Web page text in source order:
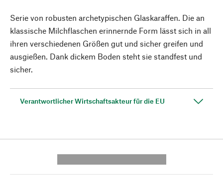
Serie von robusten archetypischen Glaskaraffen. Die an
klassische Milchflaschen erinnernde Form lässt sich in all
ihren verschiedenen Größen gut und sicher greifen und
ausgießen. Dank dickem Boden steht sie standfest und
sicher.
Verantwortlicher Wirtschaftsakteur für die EU